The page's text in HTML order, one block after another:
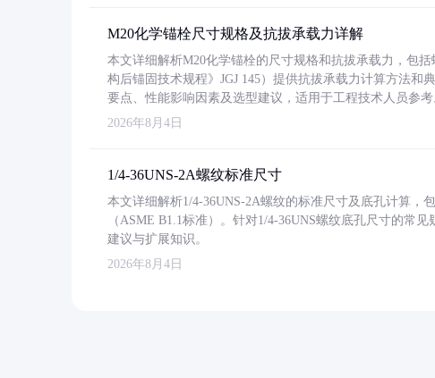
M20化学锚栓尺寸规格及抗拔承载力详解
本文详细解析M20化学锚栓的尺寸规格和抗拔承载力，包
构后锚固技术规程》JGJ 145）提供抗拔承载力计算方法和
要点、性能影响因素及选型建议，适用于工程技术人员参考
2026年8月4日
1/4-36UNS-2A螺纹标准尺寸
本文详细解析1/4-36UNS-2A螺纹的标准尺寸及底孔计算，
（ASME B1.1标准）。针对1/4-36UNS螺纹底孔尺寸的常
建议与扩展知识。
2026年8月4日